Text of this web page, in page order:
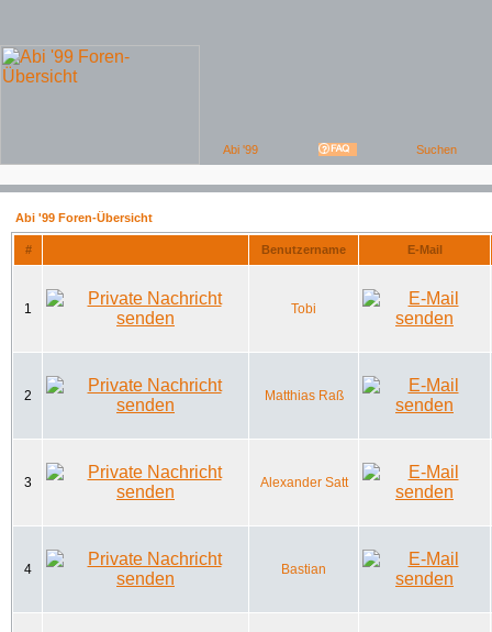
Abi '99 Foren-Übersicht
# Benutzername E-Mail
1 Tobi
2 Matthias Raß
3 Alexander Satt
4 Bastian